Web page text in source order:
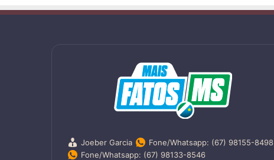
Joeber Garcia
Fone/Whatsapp: (67) 98155-8498
Fone/Whatsapp: (67) 98133-8546